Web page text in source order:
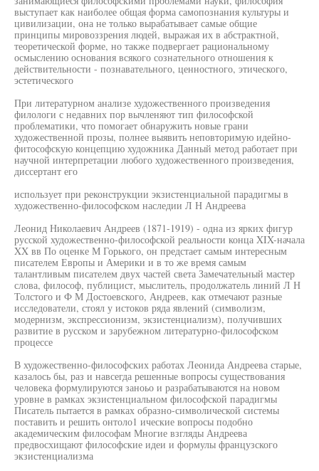
выступает как наиболее общая форма самопознания культуры и
цивилизации, она не только вырабатывает самые общие
принципы мировоззрения людей, выражая их в абстрактной,
теоретической форме, но также подвергает рациональному
осмыслению основания всякого сознательного отношения к
действительности - познавательного, ценностного, этического,
эстетического
При литературном анализе художественного произведения
филологи с недавних пор вычленяют тип философской
проблематики, что помогает обнаружить новые грани
художественной прозы, полнее выявить неповторимую идейно-
фитософскую концепцию художника Данный метод работает при
научной интерпретации любого художественного произведения,
диссертант его
использует при реконструкции экзистенциальной парадигмы в
художественно-философском наследии Л Н Андреева
Леонид Николаевич Андреев (1871-1919) - одна из ярких фигур
русской художественно-философской реальности конца XIX-начала
XX вв По оценке М Горького, он предстает самым интересным
писателем Европы и Америки и в то же время самым
талантливым писателем двух частей света Замечательный мастер
слова, философ, публицист, мыслитель, продолжатель линий Л Н
Толстого и Ф М Достоевского, Андреев, как отмечают разные
исследователи, стоял у истоков ряда явлений (символизм,
модернизм, экспрессионизм, экзистенциализм), получивших
развитие в русском и зарубежном литературно-философском
процессе
В художественно-философских работах Леонида Андреева старые,
казалось бы, раз и навсегда решенные вопросы существования
человека формулируются заноьо и разрабатываются на новом
уровне в рамках экзистенциальном философской парадигмы
Писатель пытается в рамках образно-символической системы
поставить и решить онтоло1 ические вопросы подобно
академическим философам Многие взгляды Андреева
предвосхищают философские идеи и формулы французского
экзистенциализма